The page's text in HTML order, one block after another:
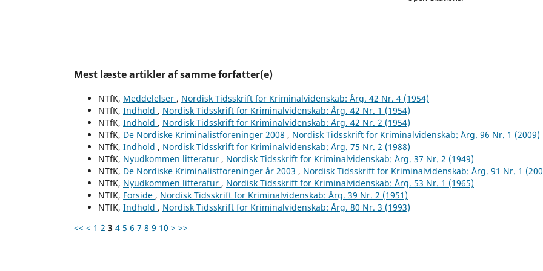
Mest læste artikler af samme forfatter(e)
NTfK, Meddelelser , Nordisk Tidsskrift for Kriminalvidenskab: Årg. 42 Nr. 4 (1954)
NTfK, Indhold , Nordisk Tidsskrift for Kriminalvidenskab: Årg. 42 Nr. 1 (1954)
NTfK, Indhold , Nordisk Tidsskrift for Kriminalvidenskab: Årg. 42 Nr. 2 (1954)
NTfK, De Nordiske Kriminalistforeninger 2008 , Nordisk Tidsskrift for Kriminalvidenskab: Årg. 96 Nr. 1 (2009)
NTfK, Indhold , Nordisk Tidsskrift for Kriminalvidenskab: Årg. 75 Nr. 2 (1988)
NTfK, Nyudkommen litteratur , Nordisk Tidsskrift for Kriminalvidenskab: Årg. 37 Nr. 2 (1949)
NTfK, De Nordiske Kriminalistforeninger år 2003 , Nordisk Tidsskrift for Kriminalvidenskab: Årg. 91 Nr. 1
NTfK, Nyudkommen litteratur , Nordisk Tidsskrift for Kriminalvidenskab: Årg. 53 Nr. 1 (1965)
NTfK, Forside , Nordisk Tidsskrift for Kriminalvidenskab: Årg. 39 Nr. 2 (1951)
NTfK, Indhold , Nordisk Tidsskrift for Kriminalvidenskab: Årg. 80 Nr. 3 (1993)
<< < 1 2 3 4 5 6 7 8 9 10 > >>